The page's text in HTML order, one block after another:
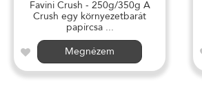
Favini Crush - 250g/350g A
Crush egy környezetbarát
papírcsa ...
Megnézem